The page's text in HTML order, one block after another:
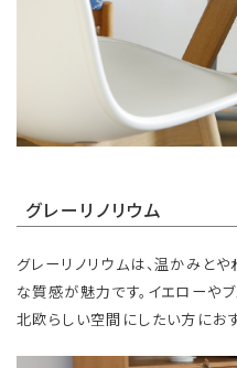
グレーリノリウム
グレーリノリウムは、温かみと
な質感が魅力です。イエローや
北欧らしい空間にしたい方にお